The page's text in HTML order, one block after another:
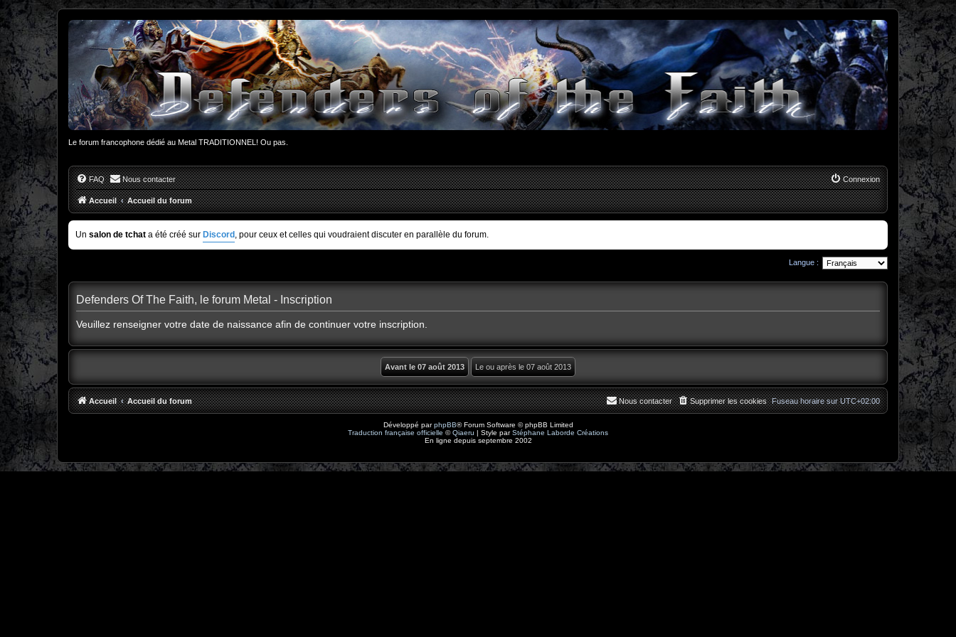
Le forum francophone dédié au Metal TRADITIONNEL! Ou pas.
FAQ Nous contacter Connexion
Accueil Accueil du forum
Un salon de tchat a été créé sur Discord , pour ceux et celles qui voudraient discuter en parallèle du forum.
Langue :
Defenders Of The Faith, le forum Metal - Inscription
Veuillez renseigner votre date de naissance afin de continuer votre inscription.
Accueil Accueil du forum Fuseau horaire surUTC+02:00
Supprimer les cookies
Nous contacter
Développé parphpBB® Forum Software © phpBB Limited
Traduction française officielle ©Qiaeru | Style parStéphane Laborde Créations
En ligne depuis septembre 2002